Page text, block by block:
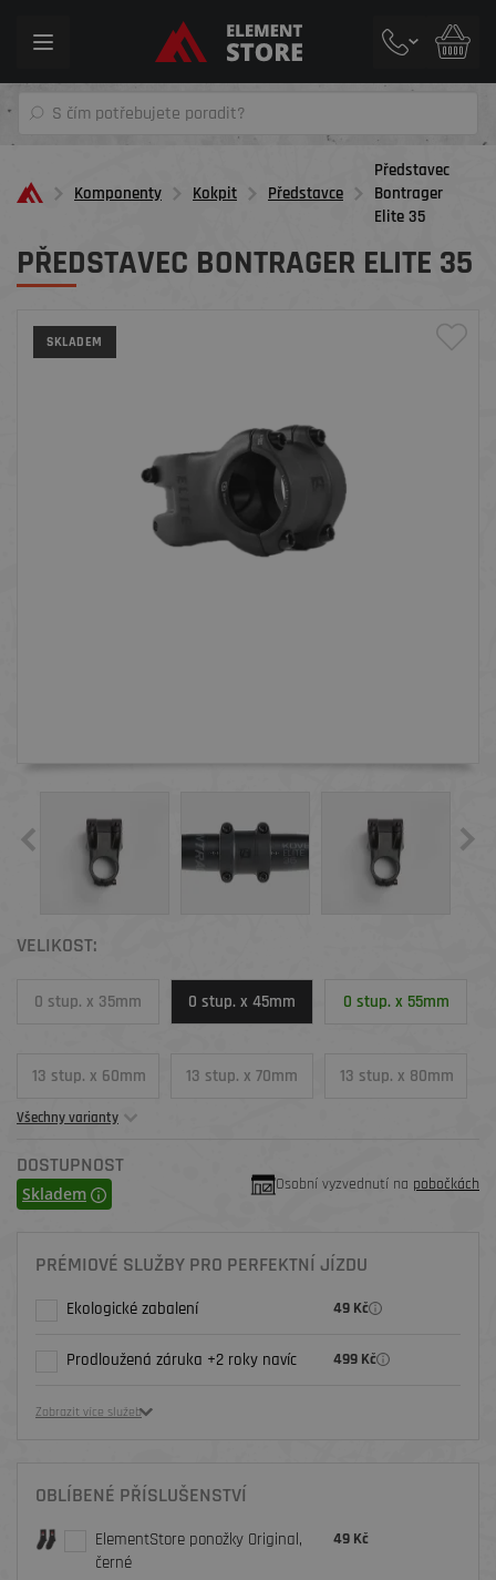
Toggle
Komponenty Kokpit Představce
Představec
Bontrager
Elite 35
PŘEDSTAVEC BONTRAGER ELITE 35
SKLADEM
VELIKOST:
0 stup. x 35mm 0 stup. x 45mm 0 stup. x 55mm
13 stup. x 60mm 13 stup. x 70mm 13 stup. x 80mm
Všechny varianty
DOSTUPNOST
Skladem Osobní vyzvednutí na pobočkách
PRÉMIOVÉ SLUŽBY PRO PERFEKTNÍ JÍZDU
Ekologické zabalení 49 Kč
Prodloužená záruka +2 roky navíc 499 Kč
Zobrazit více služeb
OBLÍBENÉ PŘÍSLUŠENSTVÍ
ElementStore ponožky Original,
černé
49 Kč